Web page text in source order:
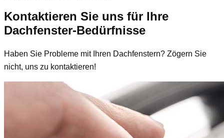
Kontaktieren Sie uns für Ihre
Dachfenster-Bedürfnisse
Haben Sie Probleme mit Ihren Dachfenstern? Zögern Sie
nicht, uns zu kontaktieren!